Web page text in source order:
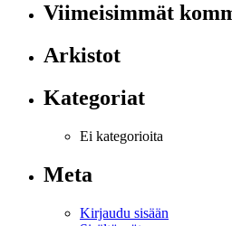
Viimeisimmät
Arkistot
Kategoriat
Ei kategorioita
Meta
Kirjaudu sisään